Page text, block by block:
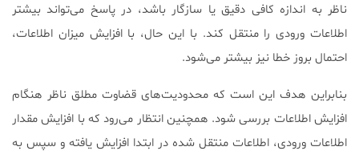
ناظر به اندازه کافی دقیق یا سازگار باشد، در پاسخ می‌تواند بیشتر
اطلاعات ورودی را منتقل کند. با این حال، با افزایش میزان اطلاعات،
احتمال بروز خطا نیز بیشتر می‌شود.
بنابراین هدف این است که محدودیت‌های قضاوت مطلق ناظر هنگام
افزایش اطلاعات بررسی شود. همچنین انتظار می‌رود که با افزایش مقدار
اطلاعات ورودی، اطلاعات منتقل شده در ابتدا افزایش یافته و سپس به